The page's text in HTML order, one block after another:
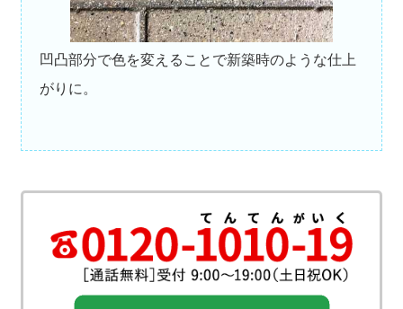
凹凸部分で色を変えることで新築時のような仕上
がりに。